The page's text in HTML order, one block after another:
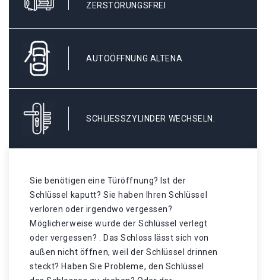
ZERSTÖRUNGSFREI
AUTOÖFFNUNG ALTENA
SCHLIESSZYLINDER WECHSELN.
Sie benötigen eine Türöffnung? Ist der
Schlüssel kaputt? Sie haben Ihren Schlüssel
verloren oder irgendwo vergessen?
Möglicherweise wurde der Schlüssel verlegt
oder vergessen? . Das Schloss lässt sich von
außen nicht öffnen, weil der Schlüssel drinnen
steckt? Haben Sie Probleme, den Schlüssel